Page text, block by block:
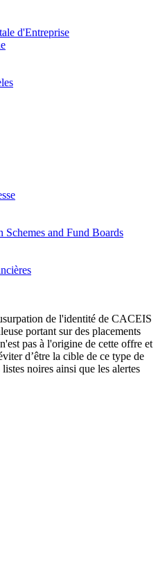
d'Entreprise
Schemes and Fund Boards
de l'identité de CACEIS
portant sur des placements
pas à l'origine de cette offre et
d’être la cible de ce type de
noires ainsi que les alertes